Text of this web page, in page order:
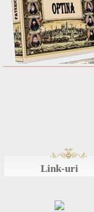
Link-uri